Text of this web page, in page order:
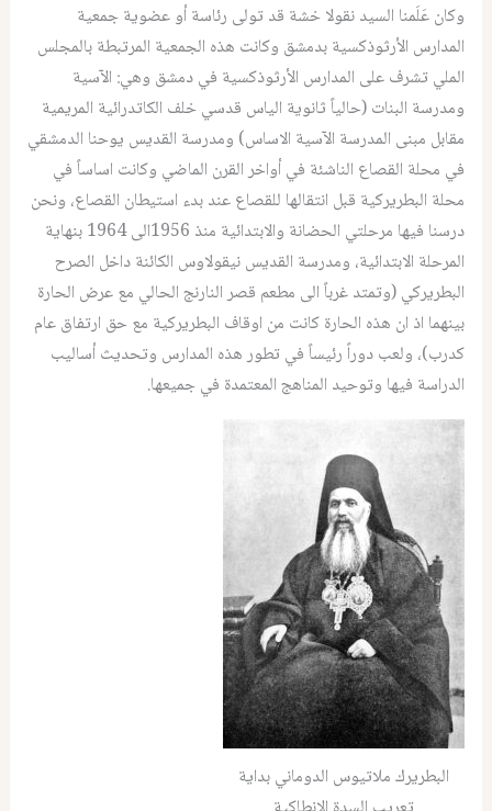
وكان عَلَمنا السيد نقولا خشة قد تولى رئاسة أو عضوية جمعية
المدارس الأرثوذكسية بدمشق وكانت هذه الجمعية المرتبطة بالمجلس
الملي تشرف على المدارس الأرثوذكسية في دمشق وهي: الآسية
ومدرسة البنات (حالياً ثانوية الياس قدسي خلف الكاتدرائية المريمية
مقابل مبنى المدرسة الآسية الاساس) ومدرسة القديس يوحنا الدمشقي
في محلة القصاع الناشئة في أواخر القرن الماضي وكانت اساساً في
محلة البطريركية قبل انتقالها للقصاع عند بدء استيطان القصاع، ونحن
درسنا فيها مرحلتي الحضانة والابتدائية منذ 1956الى 1964 بنهاية
المرحلة الابتدائية، ومدرسة القديس نيقولاوس الكائنة داخل الصرح
البطريركي (وتمتد غرباً الى مطعم قصر النارنج الحالي مع عرض الحارة
بينهما اذ ان هذه الحارة كانت من اوقاف البطريركية مع حق ارتفاق عام
كدرب)، ولعب دوراً رئيساً في تطور هذه المدارس وتحديث أساليب
الدراسة فيها وتوحيد المناهج المعتمدة في جميعها.
البطريرك ملاتيوس الدوماني بداية